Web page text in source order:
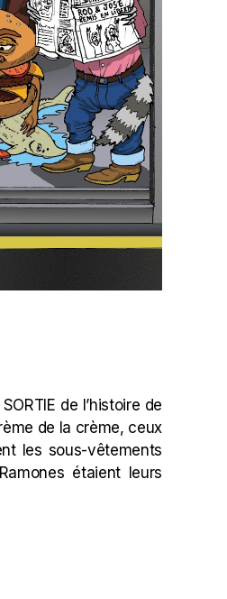
de l’histoire de
de la crème, ceux
les sous-vêtements
étaient leurs